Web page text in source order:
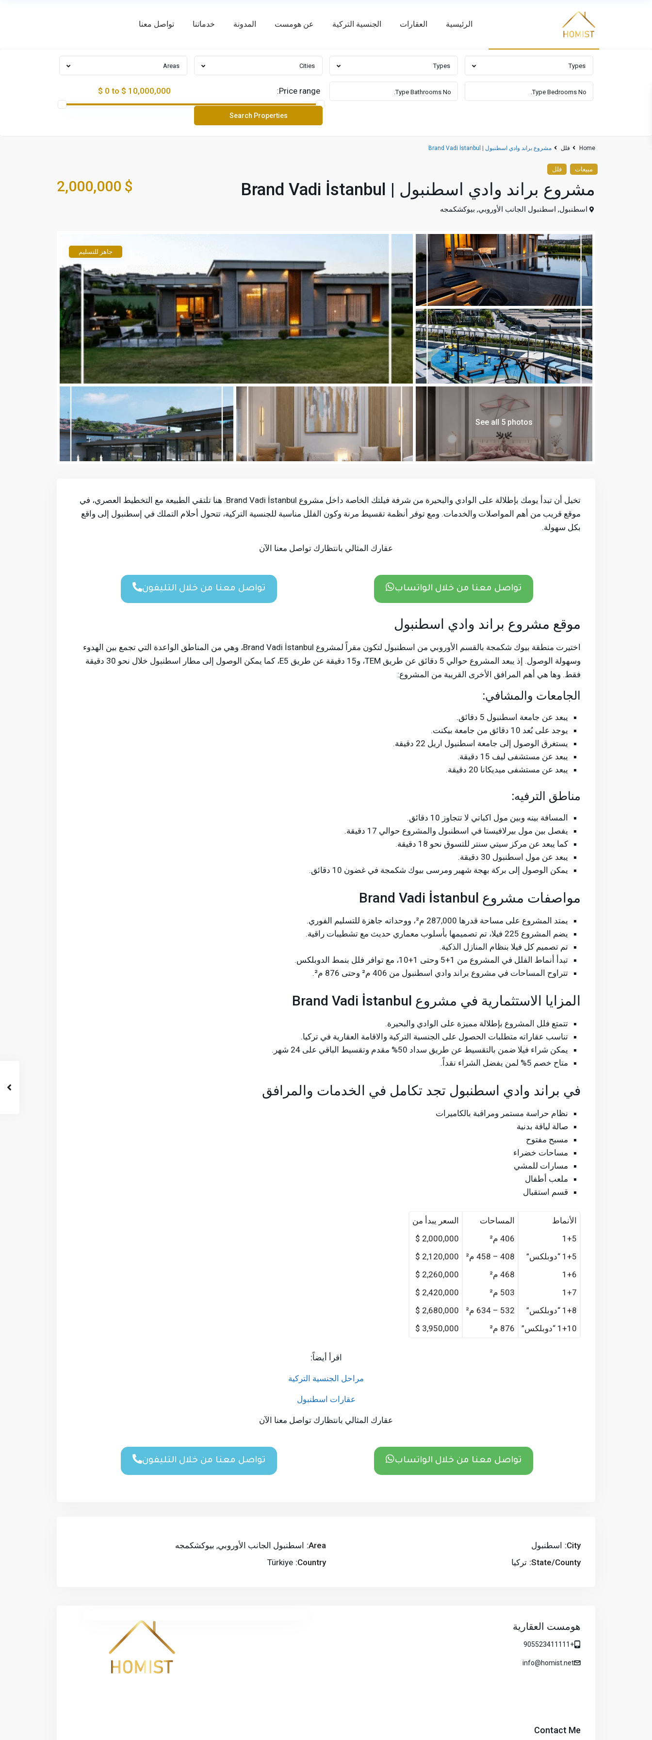
الرئيسية العقارات الجنسية التركية عن هومست المدونة خدماتنا تواصل معنا
Advanced Search
Types
Types
Cities
Areas
Price range:
$ 0 to $ 10,000,000
Home فلل مشروع براند وادي اسطنبول | Brand Vadi İstanbul
مبيعات فلل
مشروع براند وادي اسطنبول | Brand Vadi İstanbul $ 2,000,000
اسطنبول, اسطنبول الجانب الأوروبي, بيوكشكمجه
جاهز للتسليم
See all 5 photos
تخيل أن تبدأ يومك بإطلالة على الوادي والبحيرة من شرفة فيلتك الخاصة داخل مشروع Brand Vadi İstanbul. هنا تلتقي الطبيعة مع التخطيط العصري، في
موقع قريب من أهم المواصلات والخدمات. ومع توفر أنظمة تقسيط مرنة وكون الفلل مناسبة للجنسية التركية، تتحول أحلام التملك في إسطنبول إلى واقع
بكل سهولة.
عقارك المثالي بانتظارك تواصل معنا الآن
تواصل معنا من خلال الواتساب تواصل معنا من خلال التليفون
موقع مشروع براند وادي اسطنبول
اختيرت منطقة بيوك شكمجة بالقسم الأوروبي من اسطنبول لتكون مقراً لمشروع Brand Vadi İstanbul، وهي من المناطق الواعدة التي تجمع بين الهدوء
وسهولة الوصول. إذ يبعد المشروع حوالي 5 دقائق عن طريق TEM، و15 دقيقة عن طريق E5، كما يمكن الوصول إلى مطار اسطنبول خلال نحو 30 دقيقة
فقط. وها هي أهم المرافق الأخرى القريبة من المشروع:
الجامعات والمشافي:
يبعد عن جامعة اسطنبول 5 دقائق.
يوجد على بُعد 10 دقائق من جامعة بيكنت.
يستغرق الوصول إلى جامعة اسطنبول اريل 22 دقيقة.
يبعد عن مستشفى ليف 15 دقيقة.
يبعد عن مستشفى ميديكانا 20 دقيقة.
مناطق الترفيه:
المسافة بينه وبين مول اكباتي لا تتجاوز 10 دقائق.
يفصل بين مول بيرلافيستا في اسطنبول والمشروع حوالي 17 دقيقة.
كما يبعد عن مركز سيتي سنتر للتسوق نحو 18 دقيقة.
يبعد عن مول اسطنبول 30 دقيقة.
يمكن الوصول إلى بركة بهجة شهير ومرسى بيوك شكمجة في غضون 10 دقائق.
مواصفات مشروع Brand Vadi İstanbul
يمتد المشروع على مساحة قدرها 287,000 م²، ووحداته جاهزة للتسليم الفوري.
يضم المشروع 225 فيلا، تم تصميمها بأسلوب معماري حديث مع تشطيبات راقية.
تم تصميم كل فيلا بنظام المنازل الذكية.
تبدأ أنماط الفلل في المشروع من 1+5 وحتى 1+10، مع توافر فلل بنمط الدوبلكس.
تتراوح المساحات في مشروع براند وادي اسطنبول من 406 م² وحتى 876 م².
المزايا الاستثمارية في مشروع Brand Vadi İstanbul
تتمتع فلل المشروع بإطلالة مميزة على الوادي والبحيرة.
تناسب عقاراته متطلبات الحصول على الجنسية التركية و الاقامة العقارية في تركيا.
يمكن شراء فيلا ضمن بالتقسيط عن طريق سداد 50% مقدم وتقسيط الباقي على 24 شهر.
متاح خصم 5% لمن يفضل الشراء نقداً.
في براند وادي اسطنبول تجد تكامل في الخدمات والمرافق
نظام حراسة مستمر ومراقبة بالكاميرات
صالة لياقة بدنية
مسبح مفتوح
مساحات خضراء
مسارات للمشي
ملعب أطفال
قسم استقبال
الأنماط المساحات
السعر يبدأ من
1+5
406 م²
2,000,000 $
1+5 “دوبلكس”
408 – 458 م²
2,120,000 $
1+6
468 م²
2,260,000 $
1+7
503 م²
2,420,000 $
1+8 “دوبلكس”
532 – 634 م²
2,680,000 $
1+10 “دوبلكس”
876 م² 3,950,000 $
اقرأ أيضاً:
مراحل الجنسية التركية
عقارات اسطنبول
عقارك المثالي بانتظارك تواصل معنا الآن
تواصل معنا من خلال الواتساب تواصل معنا من خلال التليفون
City: اسطنبول Area: اسطنبول الجانب الأوروبي, بيوكشكمجه
State/County: تركيا Country:
Türkiye
هومست العقارية
+905523411111
info@homist.net
Contact Me